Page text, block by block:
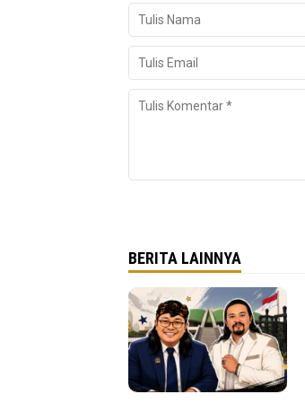
BERITA LAINNYA